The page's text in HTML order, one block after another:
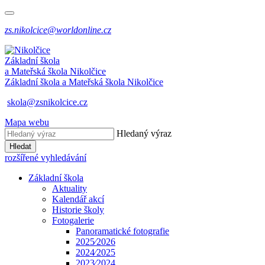
zs.nikolcice@worldonline.cz
Základní škola
a Mateřská škola Nikolčice
Základní škola a Mateřská škola Nikolčice
skola@zsnikolcice.cz
Mapa webu
Hledaný výraz
Hledat
rozšířené vyhledávání
Základní škola
Aktuality
Kalendář akcí
Historie školy
Fotogalerie
Panoramatické fotografie
2025⁄2026
2024⁄2025
2023⁄2024